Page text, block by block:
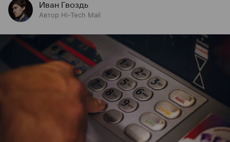
Иван Гвоздь
Автор Hi-Tech Mail